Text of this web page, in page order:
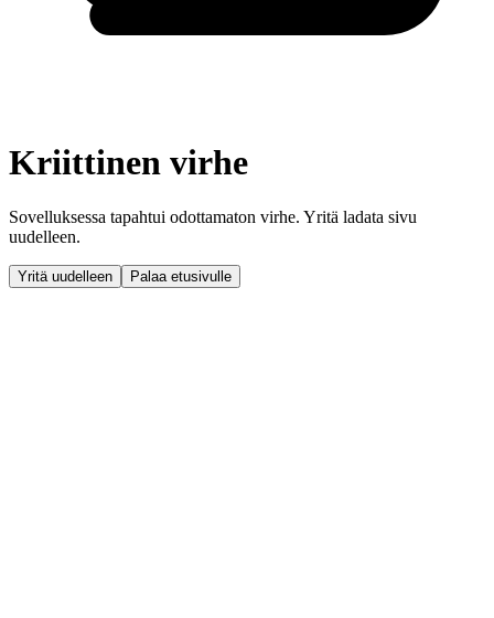
Kriittinen virhe
Sovelluksessa tapahtui odottamaton virhe. Yritä ladata sivu
uudelleen.
Yritä uudelleen Palaa etusivulle